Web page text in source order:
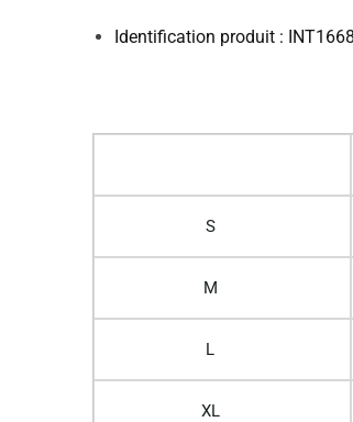
Identification produit :
S
M
L
XL